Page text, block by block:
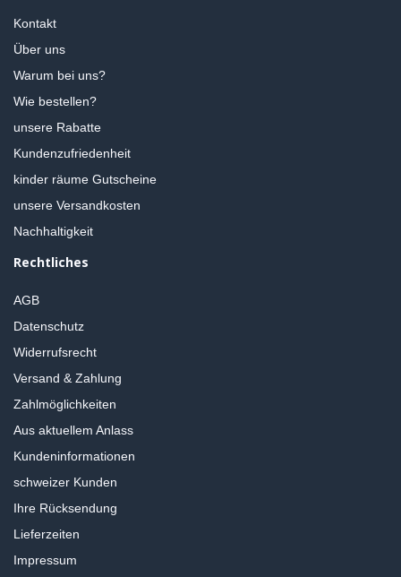
Kontakt
Über uns
Warum bei uns?
Wie bestellen?
unsere Rabatte
Kundenzufriedenheit
kinder räume Gutscheine
unsere Versandkosten
Nachhaltigkeit
Rechtliches
AGB
Datenschutz
Widerrufsrecht
Versand & Zahlung
Zahlmöglichkeiten
Aus aktuellem Anlass
Kundeninformationen
schweizer Kunden
Ihre Rücksendung
Lieferzeiten
Impressum